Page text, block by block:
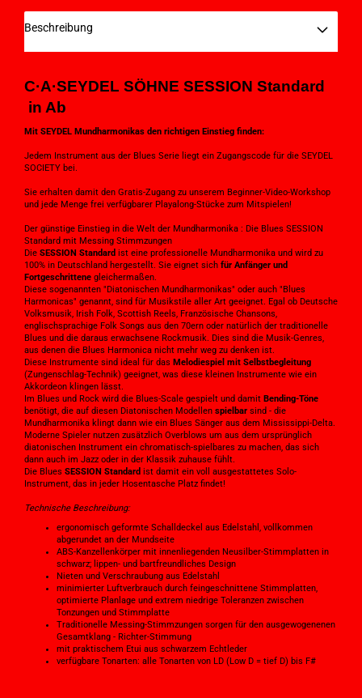
Beschreibung
C·A·SEYDEL SÖHNE SESSION Standard
in Ab
Mit SEYDEL Mundharmonikas den richtigen Einstieg finden:
Jedem Instrument aus der Blues Serie liegt ein Zugangscode für die SEYDEL
SOCIETY bei.
Sie erhalten damit den Gratis-Zugang zu unserem Beginner-Video-Workshop
und jede Menge frei verfügbarer Playalong-Stücke zum Mitspielen!
Der günstige Einstieg in die Welt der Mundharmonika : Die Blues SESSION
Standard mit Messing Stimmzungen
Die SESSION Standard ist eine professionelle Mundharmonika und wird zu
100% in Deutschland hergestellt. Sie eignet sich für Anfänger und
Fortgeschrittene gleichermaßen.
Diese sogenannten "Diatonischen Mundharmonikas" oder auch "Blues
Harmonicas" genannt, sind für Musikstile aller Art geeignet. Egal ob Deutsche
Volksmusik, Irish Folk, Scottish Reels, Französische Chansons,
englischsprachige Folk Songs aus den 70ern oder natürlich der traditionelle
Blues und die daraus erwachsene Rockmusik. Dies sind die Musik-Genres,
aus denen die Blues Harmonica nicht mehr weg zu denken ist.
Diese Instrumente sind ideal für das Melodiespiel mit Selbstbegleitung
(Zungenschlag-Technik) geeignet, was diese kleinen Instrumente wie ein
Akkordeon klingen lässt.
Im Blues und Rock wird die Blues-Scale gespielt und damit Bending-Töne
benötigt, die auf diesen Diatonischen Modellen spielbar sind - die
Mundharmonika klingt dann wie ein Blues Sänger aus dem Mississippi-Delta.
Moderne Spieler nutzen zusätzlich Overblows um aus dem ursprünglich
diatonischen Instrument ein chromatisch-spielbares zu machen, das sich
dann auch im Jazz oder in der Klassik zuhause fühlt.
Die Blues SESSION Standard ist damit ein voll ausgestattetes Solo-
Instrument, das in jeder Hosentasche Platz findet!
Technische Beschreibung:
ergonomisch geformte Schalldeckel aus Edelstahl, vollkommen
abgerundet an der Mundseite
ABS-Kanzellenkörper mit innenliegenden Neusilber-Stimmplatten in
schwarz; lippen- und bartfreundliches Design
Nieten und Verschraubung aus Edelstahl
minimierter Luftverbrauch durch feingeschnittene Stimmplatten,
optimierte Planlage und extrem niedrige Toleranzen zwischen
Tonzungen und Stimmplatte
Traditionelle Messing-Stimmzungen sorgen für den ausgewogenenen
Gesamtklang - Richter-Stimmung
mit praktischem Etui aus schwarzem Echtleder
verfügbare Tonarten: alle Tonarten von LD (Low D = tief D) bis F#